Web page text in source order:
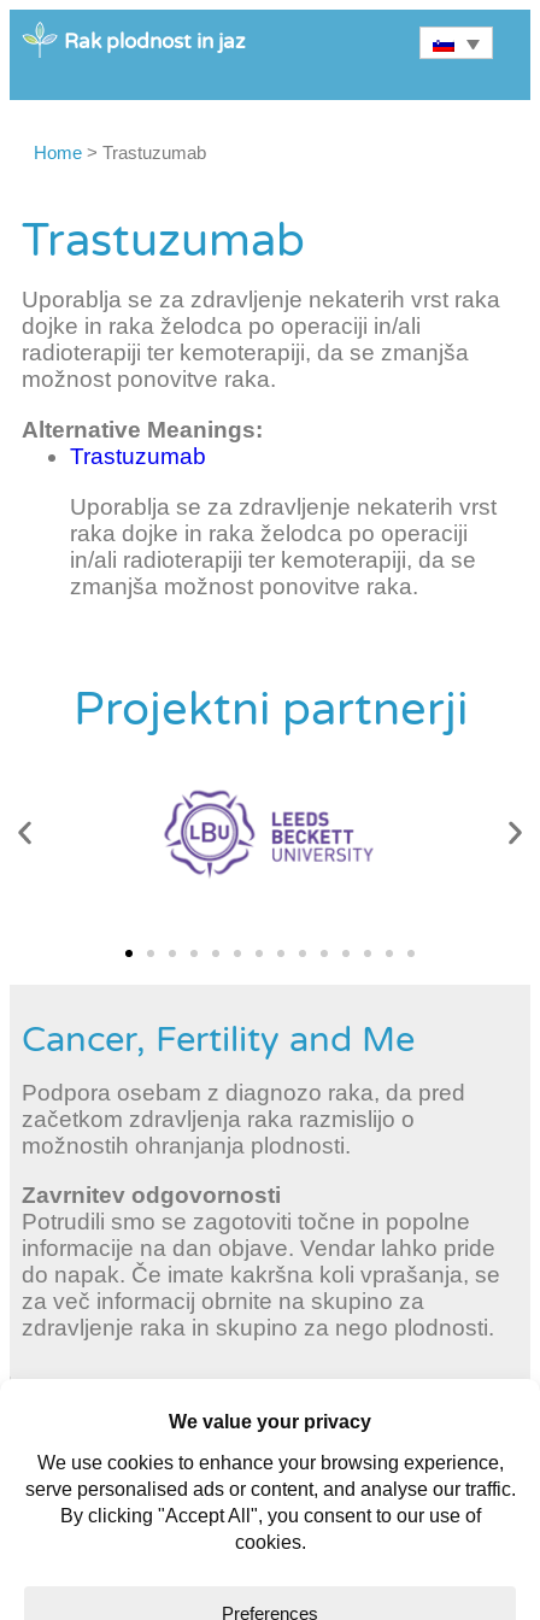
Rak plodnost in jaz
Home > Trastuzumab
Trastuzumab
Uporablja se za zdravljenje nekaterih vrst raka
dojke in raka želodca po operaciji in/ali
radioterapiji ter kemoterapiji, da se zmanjša
možnost ponovitve raka.
Alternative Meanings:
Trastuzumab
Uporablja se za zdravljenje nekaterih vrst
raka dojke in raka želodca po operaciji
in/ali radioterapiji ter kemoterapiji, da se
zmanjša možnost ponovitve raka.
Projektni partnerji
Cancer, Fertility and Me
Podpora osebam z diagnozo raka, da pred
začetkom zdravljenja raka razmislijo o
možnostih ohranjanja plodnosti.
Zavrnitev odgovornosti
Potrudili smo se zagotoviti točne in popolne
informacije na dan objave. Vendar lahko pride
do napak. Če imate kakršna koli vprašanja, se
za več informacij obrnite na skupino za
zdravljenje raka in skupino za nego plodnosti.
Mlade moške
Kontaktiraj nas